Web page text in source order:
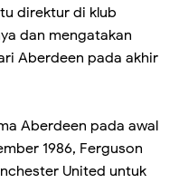
direktur di klub
dan mengatakan
Aberdeen pada akhir
Aberdeen pada awal
1986, Ferguson
United untuk